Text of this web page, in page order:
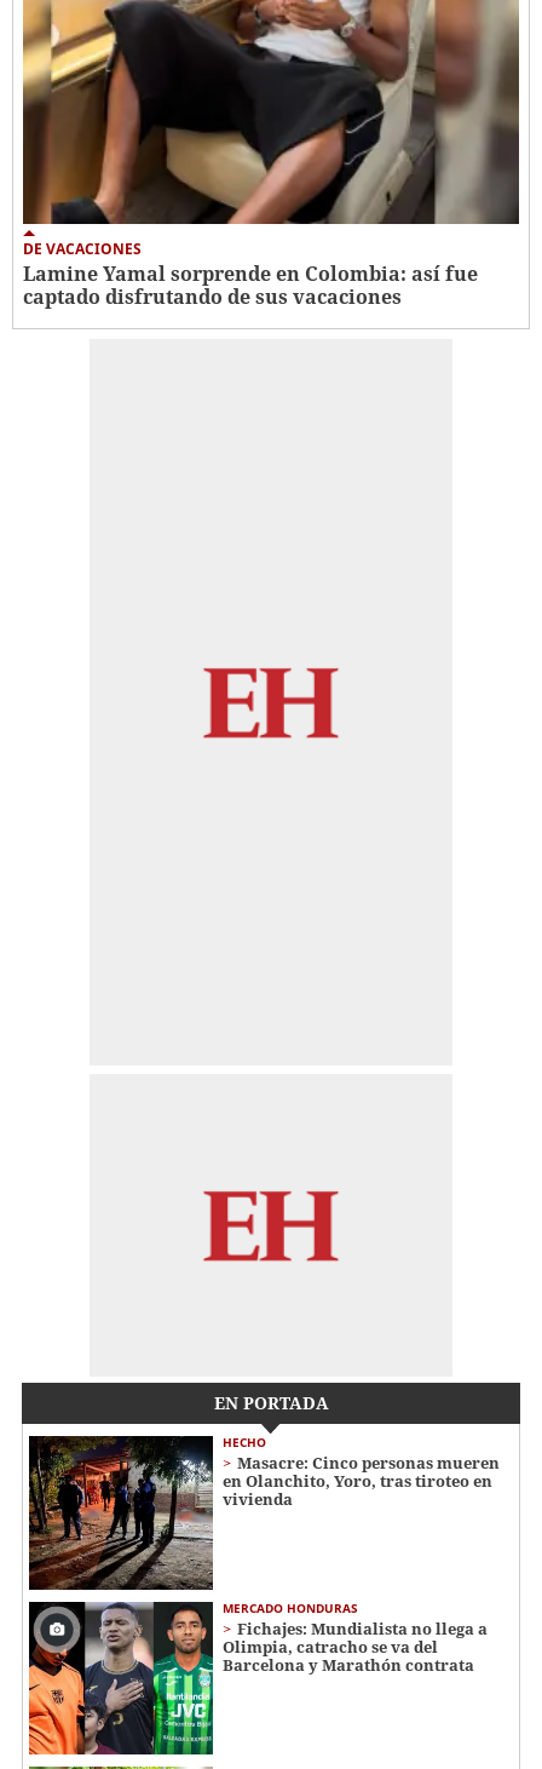
DE VACACIONES
Lamine Yamal sorprende en Colombia: así fue
captado disfrutando de sus vacaciones
EN PORTADA
HECHO
Masacre: Cinco personas mueren
en Olanchito, Yoro, tras tiroteo en
vivienda
MERCADO HONDURAS
Fichajes: Mundialista no llega a
Olimpia, catracho se va del
Barcelona y Marathón contrata